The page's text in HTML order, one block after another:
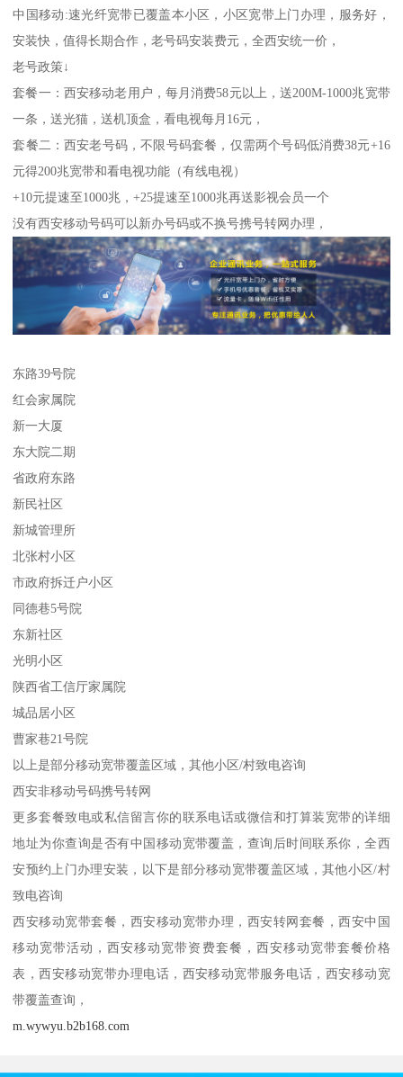
中国移动:速光纤宽带已覆盖本小区，小区宽带上门办理，服务好，
安装快，值得长期合作，老号码安装费元，全西安统一价，
老号政策↓
套餐一：西安移动老用户，每月消费58元以上，送200M-1000兆宽带
一条，送光猫，送机顶盒，看电视每月16元，
套餐二：西安老号码，不限号码套餐，仅需两个号码低消费38元+16
元得200兆宽带和看电视功能（有线电视）
+10元提速至1000兆，+25提速至1000兆再送影视会员一个
没有西安移动号码可以新办号码或不换号携号转网办理，
东路39号院
红会家属院
新一大厦
东大院二期
省政府东路
新民社区
新城管理所
北张村小区
市政府拆迁户小区
同德巷5号院
东新社区
光明小区
陕西省工信厅家属院
城品居小区
曹家巷21号院
以上是部分移动宽带覆盖区域，其他小区/村致电咨询
西安非移动号码携号转网
更多套餐致电或私信留言你的联系电话或微信和打算装宽带的详细
地址为你查询是否有中国移动宽带覆盖，查询后时间联系你，全西
安预约上门办理安装，以下是部分移动宽带覆盖区域，其他小区/村
致电咨询
西安移动宽带套餐，西安移动宽带办理，西安转网套餐，西安中国
移动宽带活动，西安移动宽带资费套餐，西安移动宽带套餐价格
表，西安移动宽带办理电话，西安移动宽带服务电话，西安移动宽
带覆盖查询，
m.wywyu.b2b168.com